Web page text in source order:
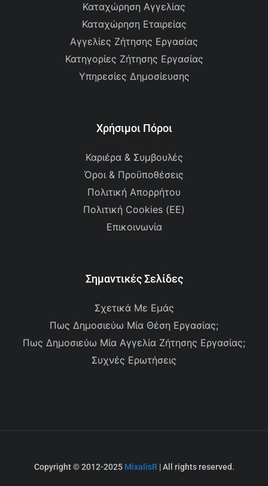
Καταχώρηση Αγγελίας
Καταχώρηση Εταιρείας
Αγγελίες Ζήτησης Εργασίας
Κατηγορίες Ζήτησης Εργασίας
Υπηρεσίες Δημοσίευσης
Χρήσιμοι Πόροι
Καριέρα & Συμβουλές
Όροι & Προϋποθέσεις
Πολιτική Απορρήτου
Πολιτική Cookies (ΕΕ)
Επικοινωνία
Σημαντικές Σελίδες
Σχετικά Με Εμάς
Πως Δημοσιεύω Μία Θέση Εργασίας;
Πως Δημοσιεύω Μία Αγγελία Ζήτησης Εργασίας;
Συχνές Ερωτήσεις
Copyright © 2012-2025 MixalisR | All rights reserved.